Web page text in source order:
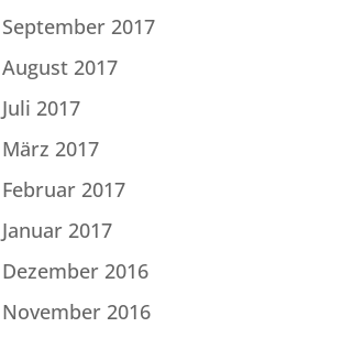
September 2017
August 2017
Juli 2017
März 2017
Februar 2017
Januar 2017
Dezember 2016
November 2016